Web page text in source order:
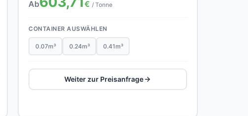
Ab € / Tonne
CONTAINER AUSWÄHLEN
0.07m³ 0.24m³ 0.41m³
Weiter zur Preisanfrage